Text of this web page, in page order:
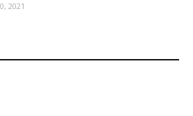
2021